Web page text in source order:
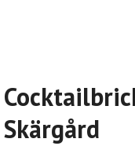
Skärgård